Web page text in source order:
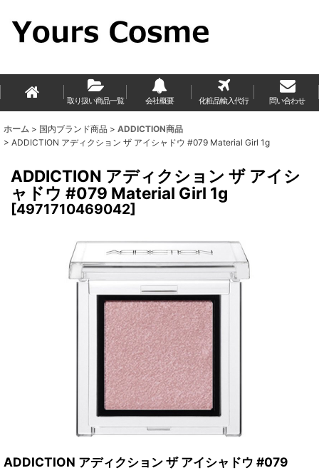
取り扱い商品一覧 会社概要 化粧品輸入代行 問い合わせ
ホーム > 国内ブランド商品 > ADDICTION商品
> ADDICTION アディクション ザ アイシャドウ #079 Material Girl 1g
ADDICTION アディクション ザ アイシ
ャドウ #079 Material Girl 1g
[4971710469042]
ADDICTION アディクション ザ アイシャドウ #079